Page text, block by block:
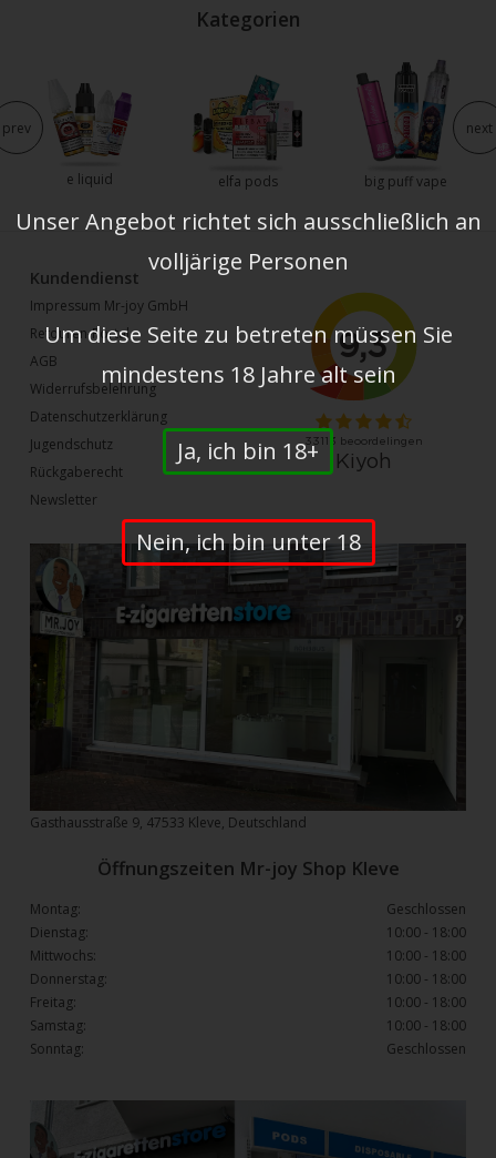
Kategorien
e liquid elfa pods big puff vape
prev next
Kundendienst
Impressum Mr-joy GmbH
Retouren-Portal
AGB
Widerrufsbelehrung
Datenschutzerklärung
Jugendschutz
Rückgaberecht
Newsletter
Gasthausstraße 9, 47533 Kleve, Deutschland
Öffnungszeiten Mr-joy Shop Kleve
Montag:
Geschlossen
Dienstag:
10:00 - 18:00
Mittwochs:
10:00 - 18:00
Donnerstag:
10:00 - 18:00
Freitag:
10:00 - 18:00
Samstag:
10:00 - 18:00
Sonntag:
Geschlossen
Unser Angebot richtet sich ausschließlich an
volljärige Personen
Um diese Seite zu betreten müssen Sie
mindestens 18 Jahre alt sein
Ja, ich bin 18+
Nein, ich bin unter 18